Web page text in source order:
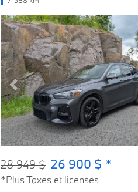
Previous
28 949 $ 26 900 $ *
*Plus Taxes et licenses